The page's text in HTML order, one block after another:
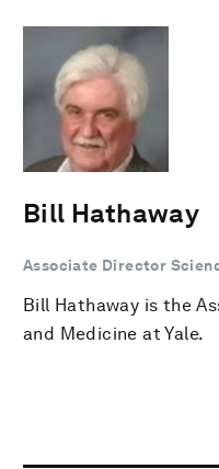
Bill Hathaway
Associate Director
Bill Hathaway is the
and Medicine at Yale.